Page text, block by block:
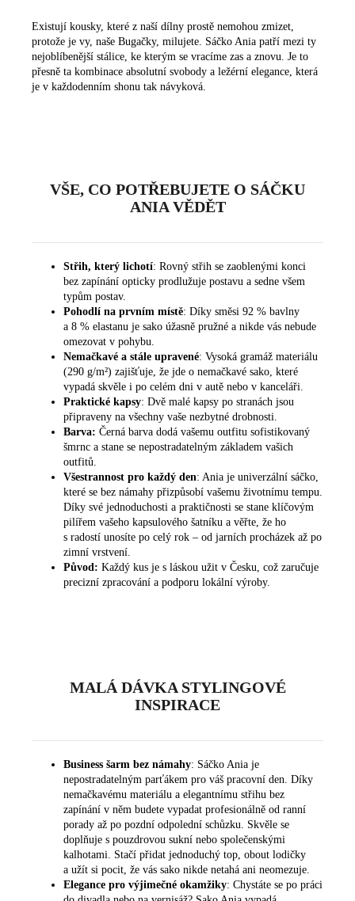
Existují kousky, které z naší dílny prostě nemohou zmizet,
protože je vy, naše Bugačky, milujete. Sáčko Ania patří mezi ty
nejoblíbenější stálice, ke kterým se vracíme zas a znovu. Je to
přesně ta kombinace absolutní svobody a ležérní elegance, která
je v každodenním shonu tak návyková.
VŠE, CO POTŘEBUJETE O SÁČKU
ANIA VĚDĚT
Střih, který lichotí: Rovný střih se zaoblenými konci
bez zapínání opticky prodlužuje postavu a sedne všem
typům postav.
Pohodlí na prvním místě: Díky směsi 92 % bavlny
a 8 % elastanu je sako úžasně pružné a nikde vás nebude
omezovat v pohybu.
Nemačkavé a stále upravené: Vysoká gramáž materiálu
(290 g/m²) zajišťuje, že jde o nemačkavé sako, které
vypadá skvěle i po celém dni v autě nebo v kanceláři.
Praktické kapsy: Dvě malé kapsy po stranách jsou
připraveny na všechny vaše nezbytné drobnosti.
Barva: Černá barva dodá vašemu outfitu sofistikovaný
šmrnc a stane se nepostradatelným základem vašich
outfitů.
Všestrannost pro každý den: Ania je univerzální sáčko,
které se bez námahy přizpůsobí vašemu životnímu tempu.
Díky své jednoduchosti a praktičnosti se stane klíčovým
pilířem vašeho kapsulového šatníku a věřte, že ho
s radostí unosíte po celý rok – od jarních procházek až po
zimní vrstvení.
Původ: Každý kus je s láskou užit v Česku, což zaručuje
precizní zpracování a podporu lokální výroby.
MALÁ DÁVKA STYLINGOVÉ
INSPIRACE
Business šarm bez námahy: Sáčko Ania je
nepostradatelným parťákem pro váš pracovní den. Díky
nemačkavému materiálu a elegantnímu střihu bez
zapínání v něm budete vypadat profesionálně od ranní
porady až po pozdní odpolední schůzku. Skvěle se
doplňuje s pouzdrovou sukní nebo společenskými
kalhotami. Stačí přidat jednoduchý top, obout lodičky
a užít si pocit, že vás sako nikde netahá ani neomezuje.
Elegance pro výjimečné okamžiky: Chystáte se po práci